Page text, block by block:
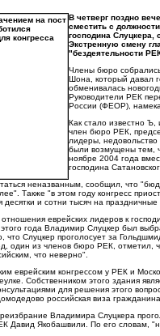
В четверг поздно
сместить с
господина Слуцкера,
Экстренную смену
"бездеятельности
Члены бюро
Шона, который давал
обменивалась
Руководители РЕК
России (ФЕОР),
Как стало известно
член бюро РЕК,
лидеры,
были возмущены тем,
ноябре 2004 года
господина
неназванным, сообщил, что
Также "в этом году конгресс
десятки и сотни тысяч на праздничные
еврейских лидеров к
года Владимир Слуцкер был
что Слуцкер проголосует за
из членов бюро РЕК, отметил,
что неверно".
еврейским конгрессом у РЕК и
Собственником этого здания
для решения этого
российская виза
Владимира Слуцкера
Якобашвили. По его словам,